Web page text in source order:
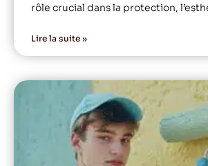
rôle crucial dans la protection,
Lire la suite »